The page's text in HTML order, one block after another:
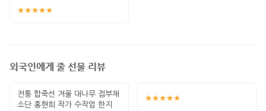
★★★★★
외국인에게 줄 선물 리뷰
전통 합죽선 겨울 대나무 접부채
소단 홍현희 작가 수작업 한지
★★★★★